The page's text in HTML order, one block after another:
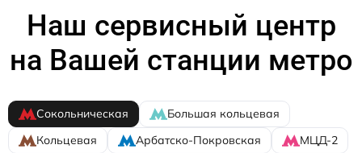
Наш сервисный центр
на Вашей станции метро
Сокольническая
Большая кольцевая
Кольцевая
Арбатско-Покровская
МЦД-2